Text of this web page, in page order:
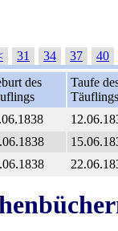
31 34 37
40
des
Taufe
Täuflings